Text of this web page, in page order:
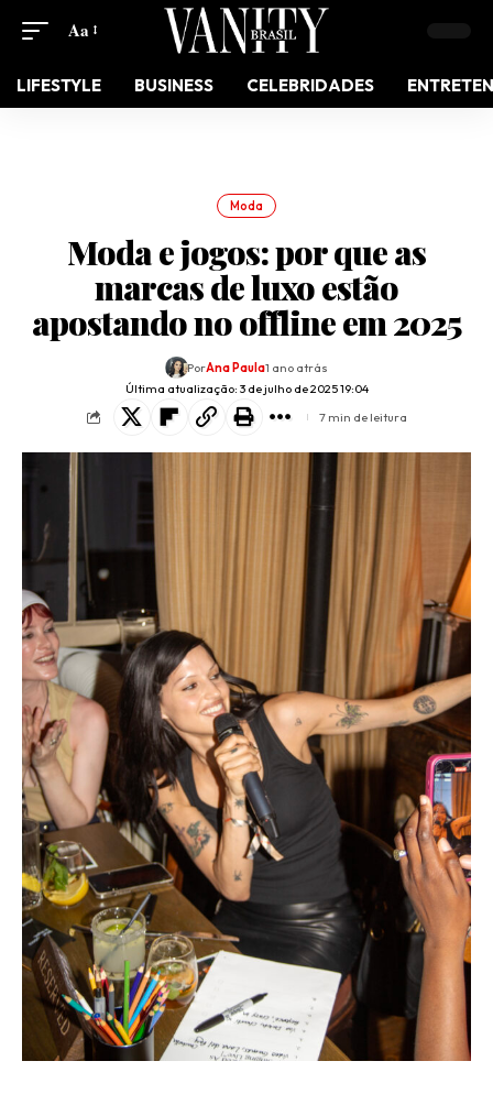
Aa
LIFESTYLE BUSINESS CELEBRIDADES
Moda
Moda e jogos: por que as
marcas de luxo estão
apostando no offline em 2025
Última atualização: 3 de julho de 2025 19:04
PorAna Paula1 ano atrás
7 min de leitura